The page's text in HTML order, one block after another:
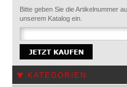
Bitte geben Sie die Artikelnummer
unserem Katalog ein.
KATEGORIEN